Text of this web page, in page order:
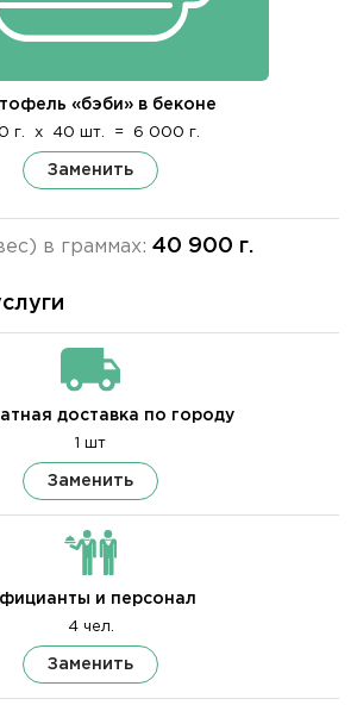
«бэби» в беконе
г. x 40 шт. = 6 000 г.
Заменить
в граммах: 40 900 г.
доставка по городу
1 шт
Заменить
и персонал
4 чел.
Заменить